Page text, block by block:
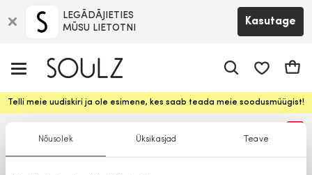
Nõusolek Üksikasjad Teave
LEGĀDĀJIETIES
MŪSU LIETOTNI
Kasutage
Telli meie uudiskiri ja ole esimene, kes saab teada meie soodusmüügist!